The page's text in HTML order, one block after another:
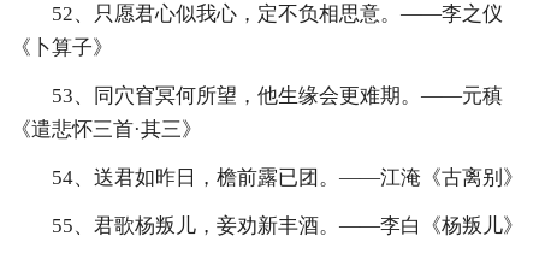
52、只愿君心似我心，定不负相思意。——李之仪
《卜算子》
53、同穴窅冥何所望，他生缘会更难期。——元稹
《遣悲怀三首·其三》
54、送君如昨日，檐前露已团。——江淹《古离别》
55、君歌杨叛儿，妾劝新丰酒。——李白《杨叛儿》